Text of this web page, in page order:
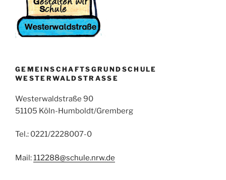
GEMEINSCHAFTSGRUNDSCHULE
WESTERWALDSTRASSE
Westerwaldstraße 90
51105 Köln-Humboldt/Gremberg
Tel.: 0221/2228007-0
Mail:112288@schule.nrw.de